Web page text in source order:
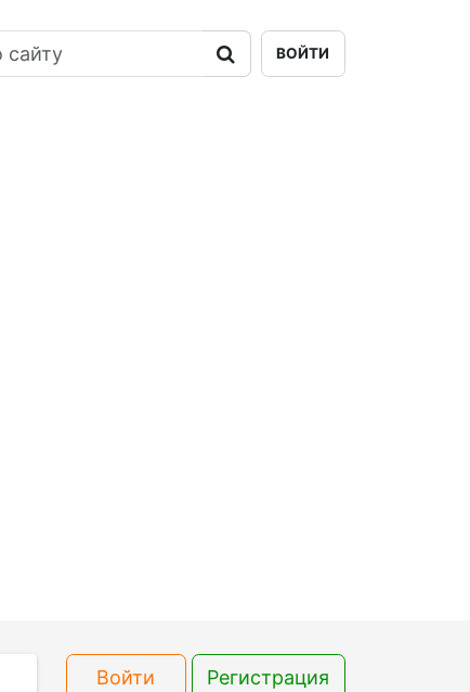
ВОЙТИ
Войти Регистрация